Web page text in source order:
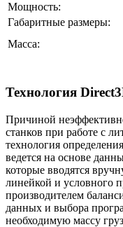
Мощность:
Габаритные размеры:
Масса:
Технология
Причиной
станков при работе с
технология
ведется на основе
которые вводятся
линейкой и условного
производителем
данных и выбора
необходимую массу